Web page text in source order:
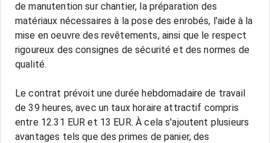
de manutention sur chantier, la préparation des
matériaux nécessaires à la pose des enrobés, l'aide à la
mise en oeuvre des revêtements, ainsi que le respect
rigoureux des consignes de sécurité et des normes de
qualité.
Le contrat prévoit une durée hebdomadaire de travail
de 39 heures, avec un taux horaire attractif compris
entre 12.31 EUR et 13 EUR. À cela s'ajoutent plusieurs
avantages tels que des primes de panier, des